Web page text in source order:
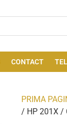
CONTACT
PRIMA
/ HP 201X /